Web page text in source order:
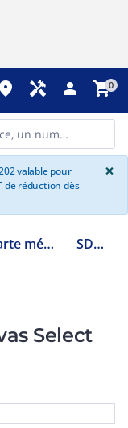
place handyman person shopping_cart0
valable pour
de réduction dès
×
Carte mémoire et disque dur SDCS3/128GB
Select